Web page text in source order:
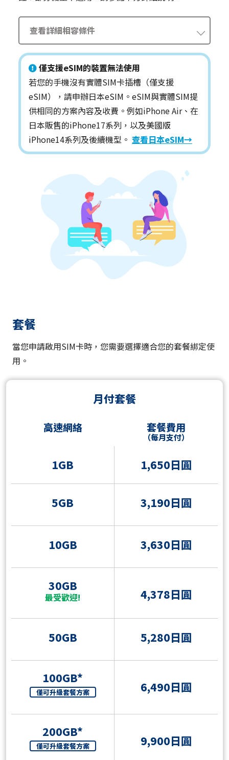
查看詳細相容條件
僅支援eSIM的裝置無法使用
若您的手機沒有實體SIM卡插槽（僅支援
eSIM），請申辦日本eSIM。eSIM與實體SIM提
供相同的方案內容及收費。例如iPhone Air、在
日本販售的iPhone17系列，以及美國版
iPhone14系列及後續機型。 查看日本eSIM→
套餐
當您申請啟用SIM卡時，您需要選擇適合您的套餐綁定使
用。
月付套餐
高速網絡 套餐費用
（每月支付）
1GB 1,650日圓
5GB 3,190日圓
10GB 3,630日圓
30GB
最受歡迎! 4,378日圓
50GB 5,280日圓
100GB*
僅可升級套餐方案 6,490日圓
200GB*
僅可升級套餐方案 9,900日圓